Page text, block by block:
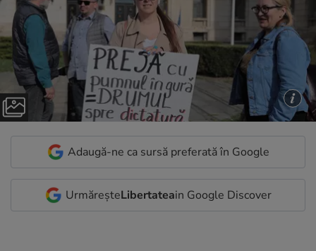
Adaugă-ne ca sursă preferată în Google
UrmăreșteLibertateain Google Discover